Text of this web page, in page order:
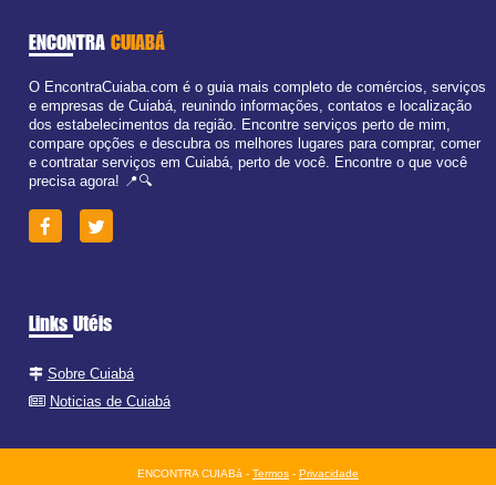
ENCONTRA CUIABÁ
O EncontraCuiaba.com é o guia mais completo de comércios, serviços
e empresas de Cuiabá, reunindo informações, contatos e localização
dos estabelecimentos da região. Encontre serviços perto de mim,
compare opções e descubra os melhores lugares para comprar, comer
e contratar serviços em Cuiabá, perto de você. Encontre o que você
precisa agora! 📍🔍
Links Utéis
Sobre Cuiabá
Noticias de Cuiabá
ENCONTRA CUIABá - Termos - Privacidade